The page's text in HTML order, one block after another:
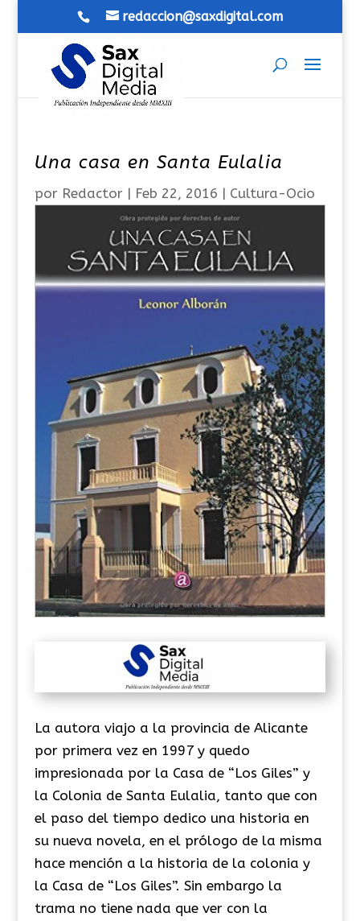
redaccion@saxdigital.com
Una casa en Santa Eulalia
por Redactor| Feb 22, 2016 | Cultura-Ocio
La autora viajo a la provincia de Alicante
por primera vez en 1997 y quedo
impresionada por la Casa de “Los Giles” y
la Colonia de Santa Eulalia, tanto que con
el paso del tiempo dedico una historia en
su nueva novela, en el prólogo de la misma
hace mención a la historia de la colonia y
la Casa de “Los Giles”. Sin embargo la
trama no tiene nada que ver con la